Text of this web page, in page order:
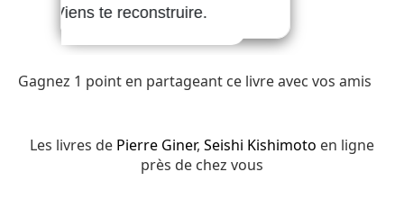
Gagnez 1 point en partageant ce livre avec vos amis
Les livres de Pierre Giner, Seishi Kishimoto en ligne
près de chez vous